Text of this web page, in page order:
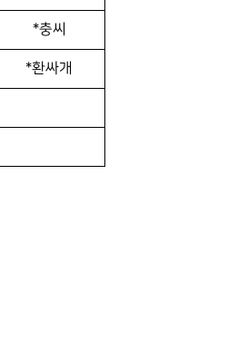
*충씨
*환싸개